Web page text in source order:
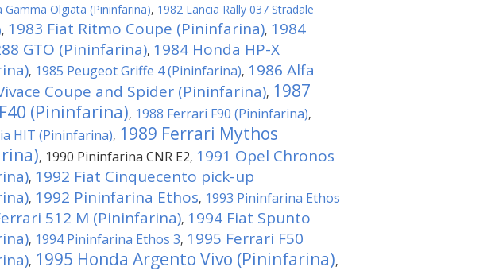
Gamma Olgiata (Pininfarina), 1982 Lancia Rally 037 Stradale
, 1983 Fiat Ritmo Coupe (Pininfarina), 1984
GTO (Pininfarina), 1984 Honda HP-X
, 1985 Peugeot Griffe 4 (Pininfarina), 1986 Alfa
Coupe and Spider (Pininfarina), 1987
(Pininfarina), 1988 Ferrari F90 (Pininfarina),
HIT (Pininfarina), 1989 Ferrari Mythos
, 1990 Pininfarina CNR E2, 1991 Opel Chronos
, 1992 Fiat Cinquecento pick-up
, 1992 Pininfarina Ethos, 1993 Pininfarina Ethos
512 M (Pininfarina), 1994 Fiat Spunto
, 1994 Pininfarina Ethos 3, 1995 Ferrari F50
, 1995 Honda Argento Vivo (Pininfarina),